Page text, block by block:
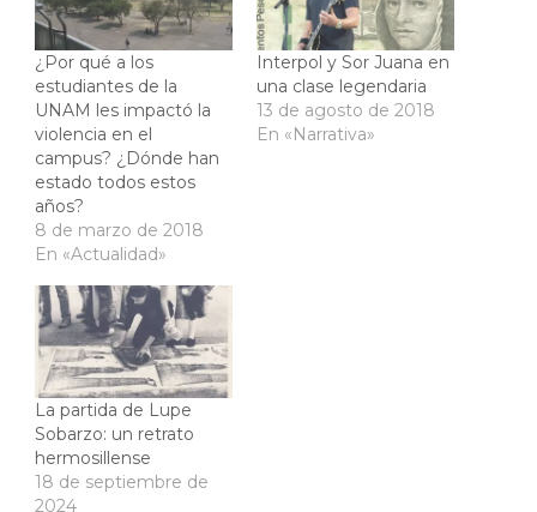
¿Por qué a los
estudiantes de la
UNAM les impactó la
violencia en el
campus? ¿Dónde han
estado todos estos
años?
8 de marzo de 2018
En «Actualidad»
Interpol y Sor Juana en
una clase legendaria
13 de agosto de 2018
En «Narrativa»
La partida de Lupe
Sobarzo: un retrato
hermosillense
18 de septiembre de
2024